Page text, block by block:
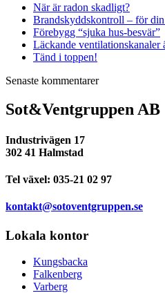
När är radon skadligt?
Brandskyddskontroll – för
Förebygg “sjuka hus-besvär”
Läckande ventilationskanaler
Tänd i toppen!
Senaste kommentarer
Sot&Ventgruppen AB
Industrivägen 17
302 41 Halmstad
Tel växel: 035-21 02 97
kontakt@sotoventgruppen.se
Lokala kontor
Kungsbacka
Falkenberg
Varberg